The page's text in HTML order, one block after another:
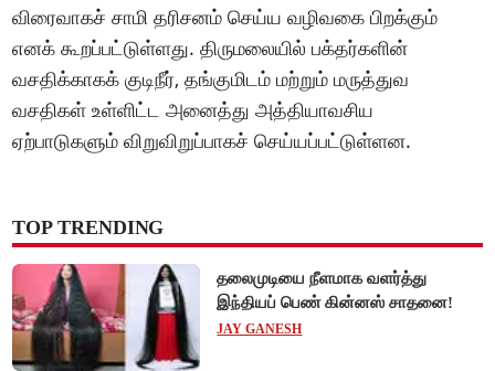
விரைவாகச் சாமி தரிசனம் செய்ய வழிவகை பிறக்கும்
எனக் கூறப்பட்டுள்ளது. திருமலையில் பக்தர்களின்
வசதிக்காகக் குடிநீர், தங்குமிடம் மற்றும் மருத்துவ
வசதிகள் உள்ளிட்ட அனைத்து அத்தியாவசிய
ஏற்பாடுகளும் விறுவிறுப்பாகச் செய்யப்பட்டுள்ளன.
TOP TRENDING
தலைமுடியை நீளமாக வளர்த்து
இந்தியப் பெண் கின்னஸ் சாதனை!
JAY GANESH